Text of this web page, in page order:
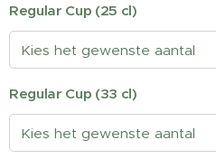
Regular Cup (25 cl)
Regular Cup (33 cl)